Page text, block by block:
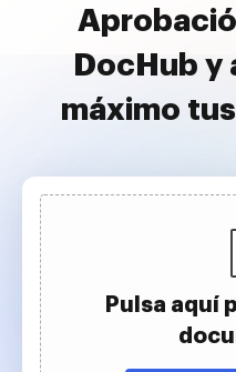
DocHub y
máximo
Pulsa aquí